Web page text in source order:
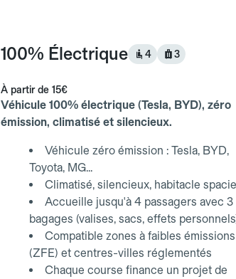
100% Électrique 4 3
À partir de 15€
Véhicule 100% électrique (Tesla, BYD), zéro
émission, climatisé et silencieux.
Véhicule zéro émission : Tesla, BYD,
Toyota, MG...
Climatisé, silencieux, habitacle
Accueille jusqu'à 4 passagers avec 3
bagages (valises, sacs, effets
Compatible zones à faibles émissions
(ZFE) et centres-villes réglementés
Chaque course finance un projet de